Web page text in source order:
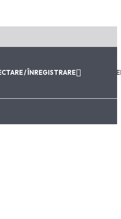
cu
/ ÎNREGISTRARE